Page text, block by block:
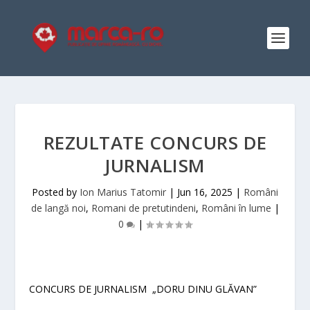
REZULTATE CONCURS DE
JURNALISM
Posted by Ion Marius Tatomir | Jun 16, 2025 | Români
de langă noi, Romani de pretutindeni, Români în lume |
0
|
CONCURS DE JURNALISM „DORU DINU GLĂVAN”